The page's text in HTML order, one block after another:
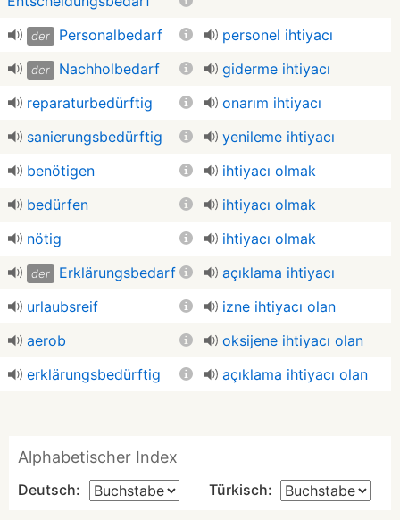
der Personalbedarf personel ihtiyacı
der Nachholbedarf
giderme ihtiyacı
reparaturbedürftig
onarım ihtiyacı
sanierungsbedürftig
yenileme ihtiyacı
benötigen
ihtiyacı olmak
bedürfen
ihtiyacı olmak
nötig
ihtiyacı olmak
der Erklärungsbedarf
açıklama ihtiyacı
urlaubsreif
izne ihtiyacı olan
aerob
oksijene ihtiyacı olan
erklärungsbedürftig
açıklama ihtiyacı olan
Alphabetischer Index
Deutsch: Türkisch: